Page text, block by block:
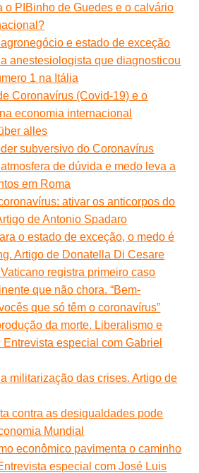
o PIBinho de Guedes e o calvário
e estado de exceção
anestesiologista que diagnosticou
1 na Itália
Coronavírus (Covid-19) e o
economia internacional
alles
subversivo do Coronavírus
de dúvida e medo leva a
em Roma
ativar os anticorpos do
de Antonio Spadaro
o estado de exceção, o medo é
Artigo de Donatella Di Cesare
registra primeiro caso
que não chora. “Bem-
que só têm o coronavírus”
da morte. Liberalismo e
especial com Gabriel
militarização das crises. Artigo de
contra as desigualdades pode
Mundial
econômico pavimenta o caminho
especial com José Luis